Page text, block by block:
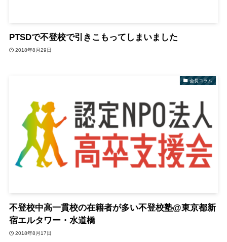
PTSDで不登校で引きこもってしまいました
2018年8月29日
会長コラム
不登校中高一貫校の在籍者が多い不登校塾@東京都新
宿エルタワー・水道橋
2018年8月17日